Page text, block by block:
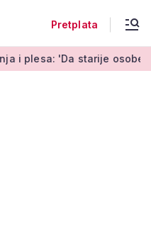
Pretplata
osobe ne ostavimo same'